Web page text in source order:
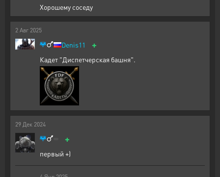
Хорошему соседу
2 Авг 2025
Denis11 +
Кадет "Диспетчерская башня".
29 Дек 2024
+
первый +)